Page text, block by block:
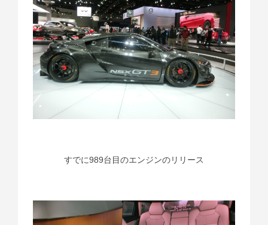
すでに989台目のエンジンのリリース